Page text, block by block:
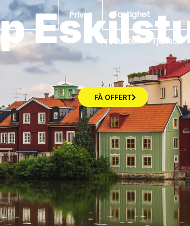
Privat Fastighet
Produkter Tjänster
FÅ OFFERT